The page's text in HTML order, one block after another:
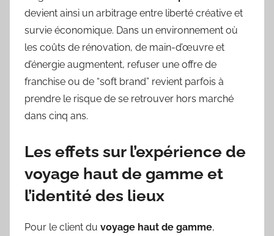
devient ainsi un arbitrage entre liberté créative et
survie économique. Dans un environnement où
les coûts de rénovation, de main-d’œuvre et
d’énergie augmentent, refuser une offre de
franchise ou de “soft brand” revient parfois à
prendre le risque de se retrouver hors marché
dans cinq ans.
Les effets sur l’expérience de
voyage haut de gamme et
l’identité des lieux
Pour le client du voyage haut de gamme,